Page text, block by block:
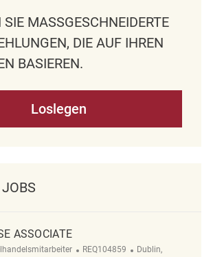
MASSGESCHNEIDERTE J
DIE AUF IHREN I
BASIEREN.
Loslegen
ASSOCIATE
ReqId
REQ104859 Ort
Dublin,